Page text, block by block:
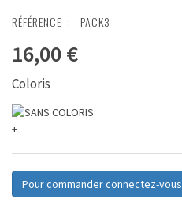
RÉFÉRENCE : PACK3
16,00 €
Coloris
+
Pour commander connectez-vous